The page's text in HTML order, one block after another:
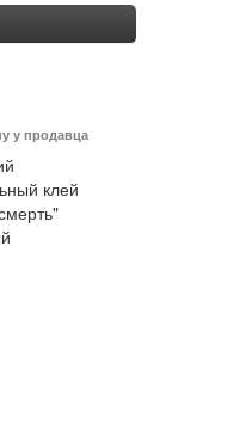
у продавца
клей